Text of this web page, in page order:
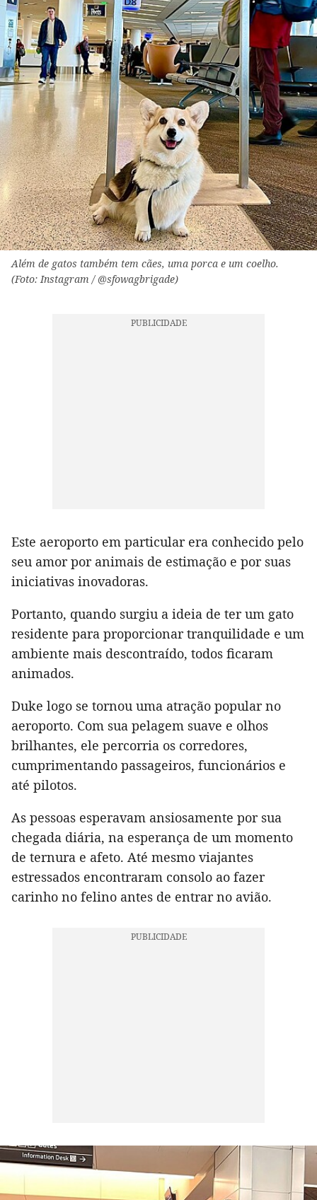
Além de gatos também tem cães, uma porca e um coelho.
(Foto: Instagram / @sfowagbrigade)
Este aeroporto em particular era conhecido pelo
seu amor por animais de estimação e por suas
iniciativas inovadoras.
Portanto, quando surgiu a ideia de ter um gato
residente para proporcionar tranquilidade e um
ambiente mais descontraído, todos ficaram
animados.
Duke logo se tornou uma atração popular no
aeroporto. Com sua pelagem suave e olhos
brilhantes, ele percorria os corredores,
cumprimentando passageiros, funcionários e
até pilotos.
As pessoas esperavam ansiosamente por sua
chegada diária, na esperança de um momento
de ternura e afeto. Até mesmo viajantes
estressados encontraram consolo ao fazer
carinho no felino antes de entrar no avião.